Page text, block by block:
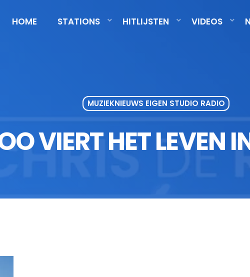
HOME STATIONS HITLIJSTEN VIDEOS
MUZIEKNIEUWS EIGEN STUDIO RADIO
VIERT HET LEVEN